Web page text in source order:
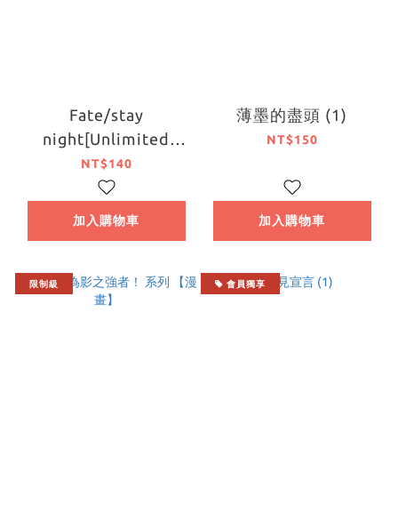
Fate/stay
night[Unlimited
Blade Works] (2)
NT$140
加入購物車
薄墨的盡頭 (1)
NT$150
加入購物車
限制級 會員獨享